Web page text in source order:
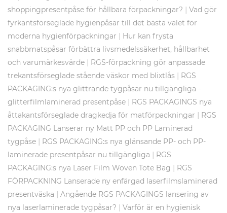
shoppingpresentpåse för hållbara förpackningar? | Vad gör
fyrkantsförseglade hygienpåsar till det bästa valet för
moderna hygienförpackningar | Hur kan frysta
snabbmatspåsar förbättra livsmedelssäkerhet, hållbarhet
och varumärkesvärde | RGS-förpackning gör anpassade
trekantsförseglade stående väskor med blixtlås | RGS
PACKAGING:s nya glittrande tygpåsar nu tillgängliga -
glitterfilmlaminerad presentpåse | RGS PACKAGINGS nya
åttakantsförseglade dragkedja för matförpackningar | RGS
PACKAGING Lanserar ny Matt PP och PP Laminerad
tygpåse | RGS PACKAGING:s nya glänsande PP- och PP-
laminerade presentpåsar nu tillgängliga | RGS
PACKAGING:s nya Laser Film Woven Tote Bag | RGS
FÖRPACKNING Lanserade ny enfärgad laserfilmslaminerad
presentväska | Angående RGS PACKAGINGS lansering av
nya laserlaminerade tygpåsar? | Varför är en hygienisk